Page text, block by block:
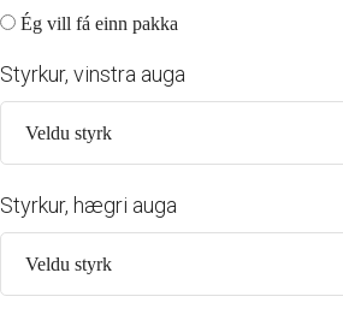
Ég vill fá einn pakka
Styrkur, vinstra auga
Styrkur, hægri auga